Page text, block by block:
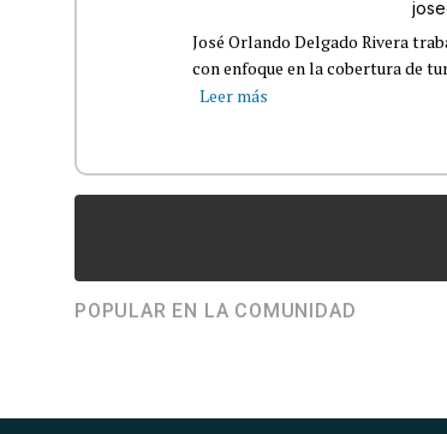
José Orlando Delgado Rivera
con enfoque en la cobertura de
Leer más
POPULAR EN LA COMUNIDAD